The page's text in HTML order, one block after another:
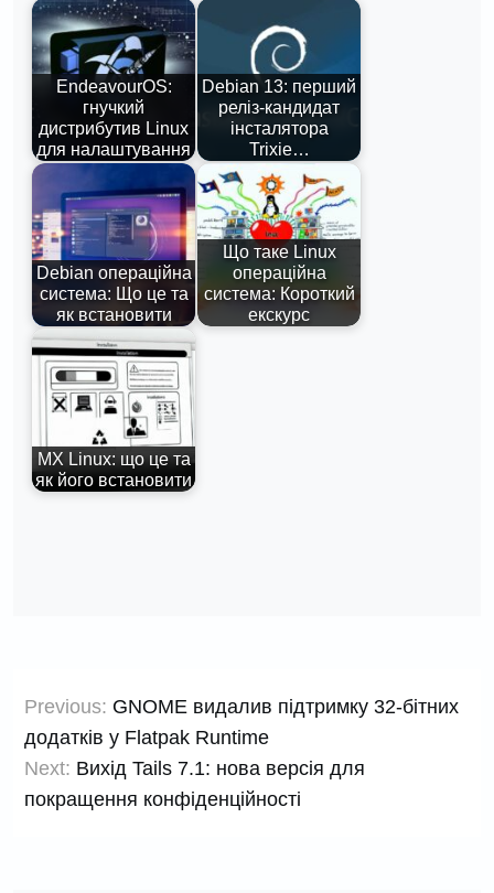
EndeavourOS:
гнучкий
дистрибутив Linux
для налаштування
Debian 13: перший
реліз-кандидат
інсталятора
Trixie…
Debian операційна
система: Що це та
як встановити
Що таке Linux
операційна
система: Короткий
екскурс
MX Linux: що це та
як його встановити
записів
Previous: GNOME видалив підтримку 32-бітних
додатків у Flatpak Runtime
Next: Вихід Tails 7.1: нова версія для
покращення конфіденційності